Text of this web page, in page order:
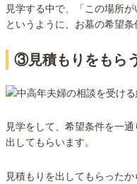
見学する中で、「この場所
というように、お墓の希望条
③見積もりをもら
見学をして、希望条件を一
出してもらいます。
見積もりを出してもらった